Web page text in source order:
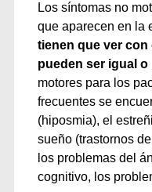
Los síntomas no
que aparecen en la
tienen que ver
pueden ser igual
motores para los
frecuentes se
(hiposmia), el
sueño (trastornos
los problemas del
cognitivo, los